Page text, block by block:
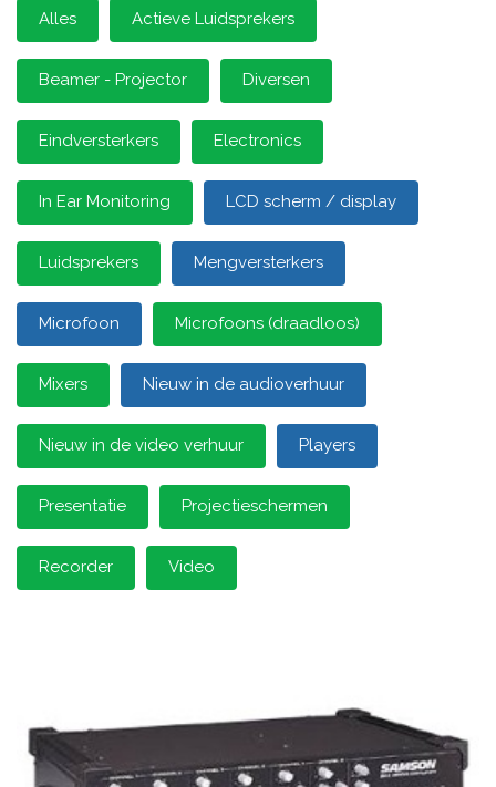
Alles Actieve Luidsprekers
Beamer - Projector Diversen
Eindversterkers Electronics
In Ear Monitoring LCD scherm / display
Luidsprekers Mengversterkers
Microfoon Microfoons (draadloos)
Mixers Nieuw in de audioverhuur
Nieuw in de video verhuur Players
Presentatie Projectieschermen
Recorder Video